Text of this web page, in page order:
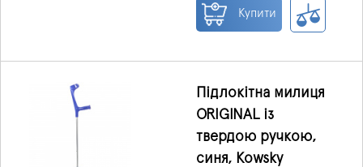
комфорт и уверенность
при ходьбе.
Купити
Підлокітна милиця
ORIGINAL із
твердою ручкою,
синя, Kowsky